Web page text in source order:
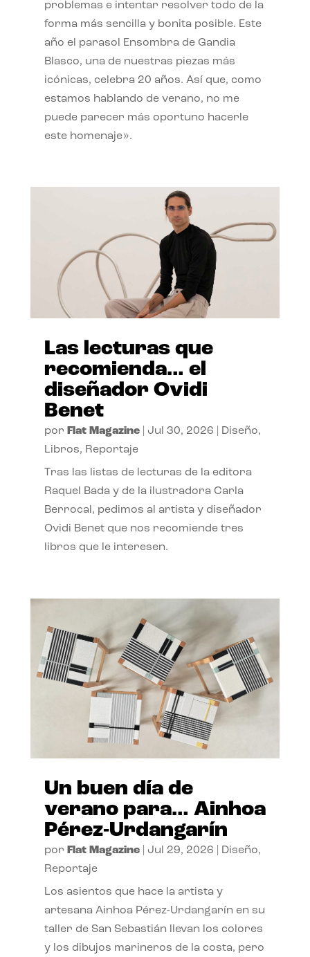
problemas e intentar resolver todo de la
forma más sencilla y bonita posible. Este
año el parasol Ensombra de Gandia
Blasco, una de nuestras piezas más
icónicas, celebra 20 años. Así que, como
estamos hablando de verano, no me
puede parecer más oportuno hacerle
este homenaje».
Las lecturas que
recomienda… el
diseñador Ovidi
Benet
por Flat Magazine| Jul 30, 2026 Diseño,
Libros, Reportaje
Tras las listas de lecturas de la editora
Raquel Bada y de la ilustradora Carla
Berrocal, pedimos al artista y diseñador
Ovidi Benet que nos recomiende tres
libros que le interesen.
Un buen día de
verano para… Ainhoa
Pérez-Urdangarín
por Flat Magazine| Jul 29, 2026 Diseño,
Reportaje
Los asientos que hace la artista y
artesana Ainhoa Pérez-Urdangarín en su
taller de San Sebastián llevan los colores
y los dibujos marineros de la costa, pero